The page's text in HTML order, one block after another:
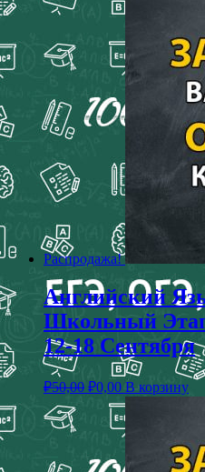
Распродажа!
Английский
Школьный
12-18 Сентября
₽50,00 ₽0,00 В корзину